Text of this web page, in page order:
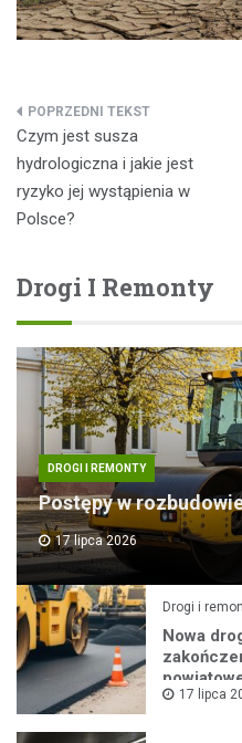
Nawigacja
wpisu
Czym jest susza
hydrologiczna i jakie jest
ryzyko jej wystąpienia w
Polsce?
Drogi I Remonty
DROGI I REMONTY
Postępy w
17 lipca 2026
Drogi i
Nowa
17 lipca